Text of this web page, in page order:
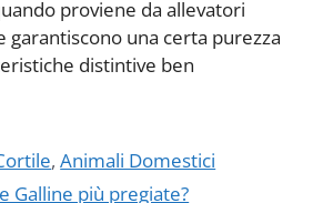
proviene da allevatori
garantiscono una certa purezza
distintive ben
,Animali Domestici
Galline più pregiate?